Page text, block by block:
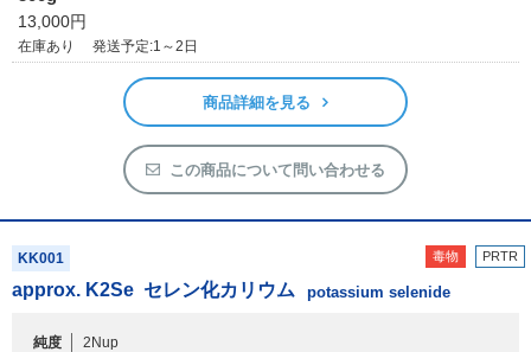
CAS番号で検索
カテゴリで検索する
化合物
形状詳細
アウトレット
13,000円
在庫あり 発送予定:1～2日
商品詳細を見る
この商品について問い合わせる
毒物 PRTR
KK001
approx. K2Se セレン化カリウム potassium selenide
純度
2Nup